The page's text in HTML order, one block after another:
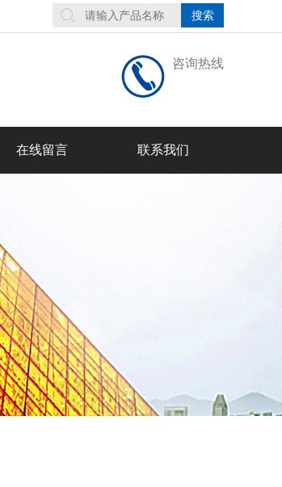
咨询热线
在线留言 联系我们